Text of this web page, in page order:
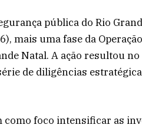
pública do Rio
mais uma fase da
Natal. A ação resultou
de diligências
como foco intensificar as